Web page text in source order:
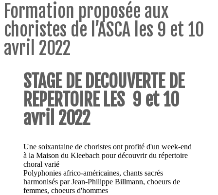
Formation proposée aux
choristes de l’ASCA les 9 et 10
avril 2022
STAGE DE DECOUVERTE DE
REPERTOIRE LES 9 et 10
avril 2022
Une soixantaine de choristes ont profité d'un week-end
à la Maison du Kleebach pour découvrir du répertoire
choral varié
Polyphonies africo-américaines, chants sacrés
harmonisés par Jean-Philippe Billmann, choeurs de
femmes, choeurs d'hommes